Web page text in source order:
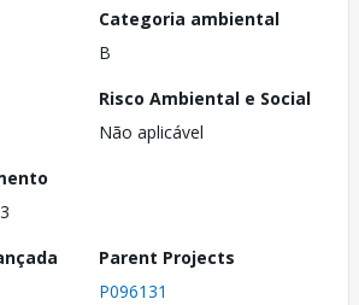
Categoria ambiental
B
Risco Ambiental e Social
Não aplicável
Parent Projects
P096131